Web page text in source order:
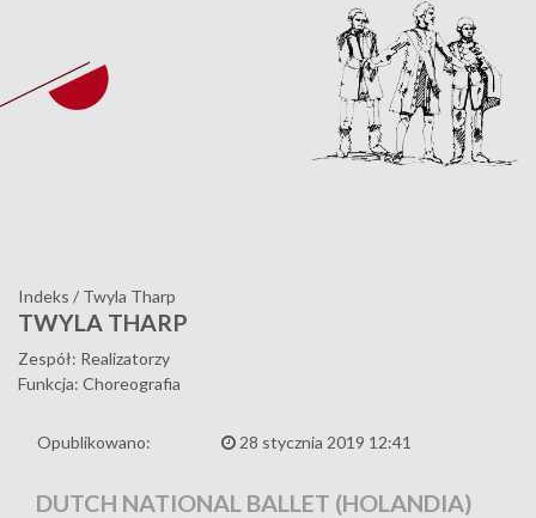
Indeks / Twyla Tharp
TWYLA THARP
Zespół: Realizatorzy
Funkcja: Choreografia
Opublikowano: 28 stycznia 2019 12:41
DUTCH NATIONAL BALLET (HOLANDIA)